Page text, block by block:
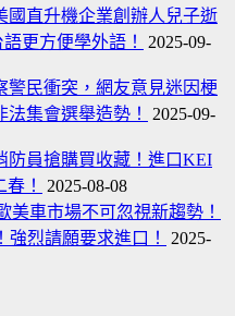
國直升機企業創辦人兒子逝
更方便學外語！
2025-09-
警民衝突，網友意見迷因梗
集會選舉造勢！
2025-09-
防員搶購買收藏！進口KEI
！
2025-08-08
美車市場不可忽視新趨勢！
烈請願要求進口！
2025-